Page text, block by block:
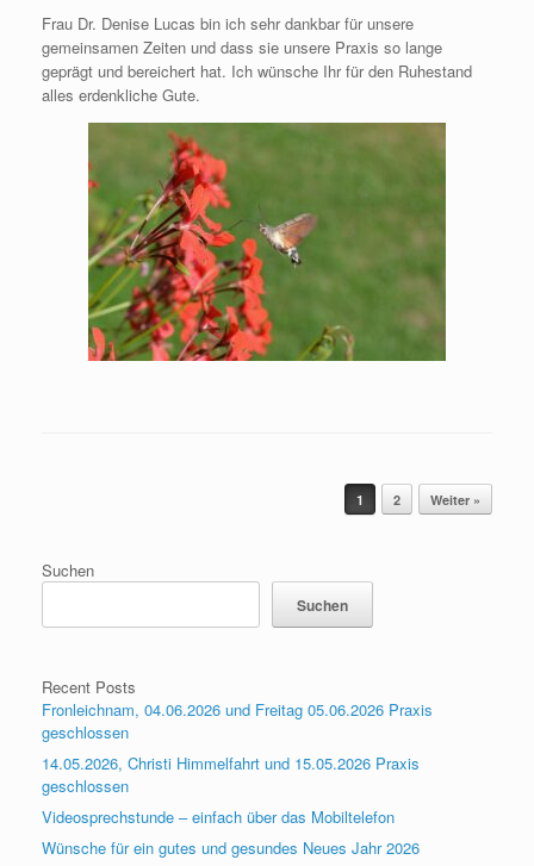
Frau Dr. Denise Lucas bin ich sehr dankbar für unsere
gemeinsamen Zeiten und dass sie unsere Praxis so lange
geprägt und bereichert hat. Ich wünsche Ihr für den Ruhestand
alles erdenkliche Gute.
1 2 Weiter »
Suchen
Suchen
Recent Posts
Fronleichnam, 04.06.2026 und Freitag 05.06.2026 Praxis
geschlossen
14.05.2026, Christi Himmelfahrt und 15.05.2026 Praxis
geschlossen
Videosprechstunde – einfach über das Mobiltelefon
Wünsche für ein gutes und gesundes Neues Jahr 2026